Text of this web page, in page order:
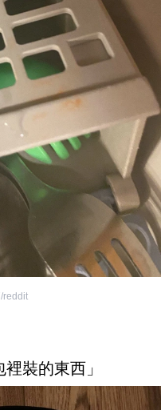
reddit
裝的東西」